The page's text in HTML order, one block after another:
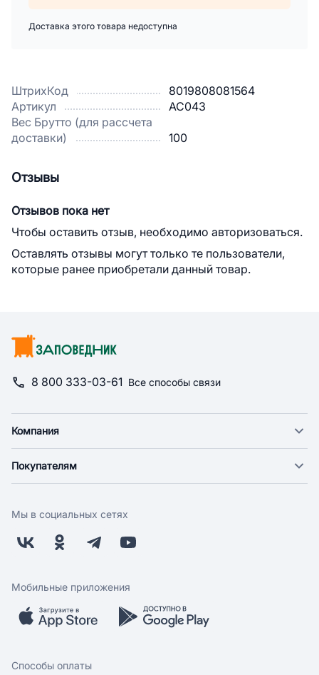
ШтрихКод
8019808081564
Артикул
AC043
Вес Брутто (для рассчета
доставки)
100
Доставка этого товара недоступна
Отзывы
Отзывов пока нет
Чтобы оставить отзыв, необходимо авторизоваться.
Оставлять отзывы могут только те пользователи,
которые ранее приобретали данный товар.
8 800 333-03-61 Все способы связи
Компания
Новости
Поставщикам
Заводчикам
Обратная связь
Покупателям
Оплата
Бонусная программа
Скидки и акции
Мобильное приложение
Мы в социальных сетях
Мобильные приложения
Способы оплаты